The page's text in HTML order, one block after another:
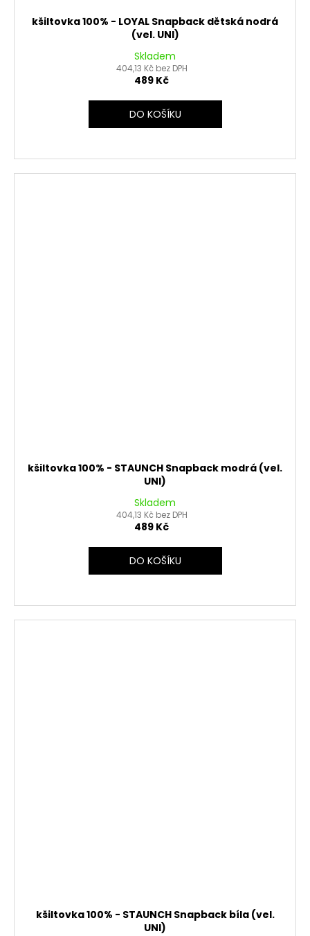
kšiltovka 100% - LOYAL Snapback dětská nodrá
(vel. UNI)
Skladem
404,13 Kč bez DPH
489 Kč
DO KOŠÍKU
kšiltovka 100% - STAUNCH Snapback modrá (vel.
UNI)
Skladem
404,13 Kč bez DPH
489 Kč
DO KOŠÍKU
kšiltovka 100% - STAUNCH Snapback bíla (vel.
UNI)